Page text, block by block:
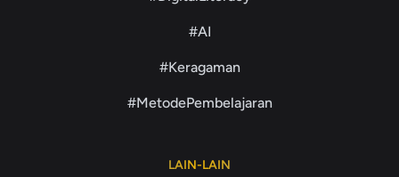
#AI
#Keragaman
#MetodePembelajaran
LAIN-LAIN